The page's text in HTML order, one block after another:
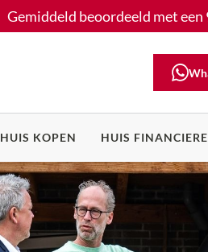
Gemiddeld beoordeeld met een
HUIS KOPEN HUIS